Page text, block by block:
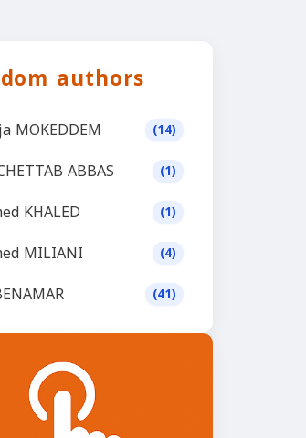
authors
MOKEDDEM (14)
ABBAS (1)
KHALED (1)
MILIANI (4)
(41)